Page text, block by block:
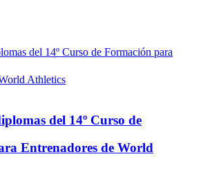
del 14º Curso de
Entrenadores de World